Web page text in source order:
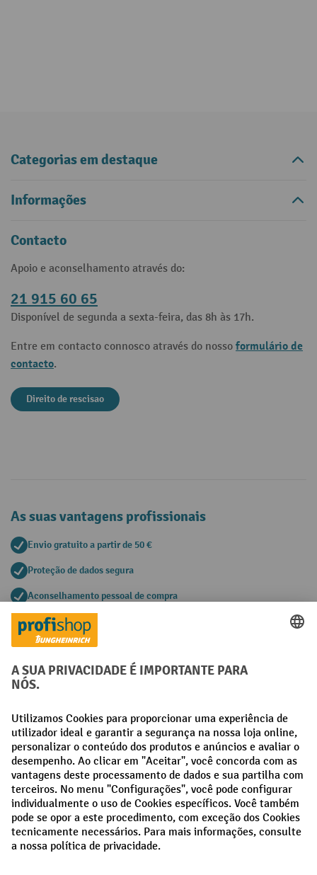
Categorias em destaque
Informações
Contacto
Apoio e aconselhamento através do:
21 915 60 65
Disponível de segunda a sexta-feira, das 8h às 17h.
Entre em contacto connosco através do nosso formulário de
contacto.
Direito de rescisao
As suas vantagens profissionais
Envio gratuito a partir de 50 €
Proteção de dados segura
Aconselhamento pessoal de compra
Métodos de pagamento
Redes sociais
Facebook
LinkedIn
Instagram
Termos e condições gerais Aviso Legal